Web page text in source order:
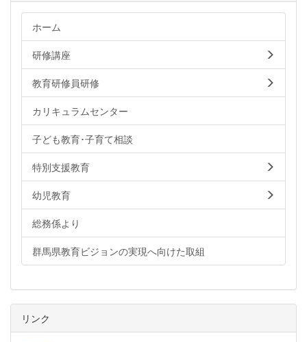
ホーム
研修講座
教育研修員研修
カリキュラムセンター
子ども教育･子育て相談
特別支援教育
幼児教育
総務係より
群馬県教育ビジョンの実現へ向けた取組
リンク